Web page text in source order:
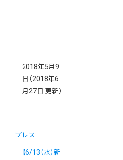
2018年5月9
日 （2018年6
月27日 更新）
プレス
【6/13（水）新